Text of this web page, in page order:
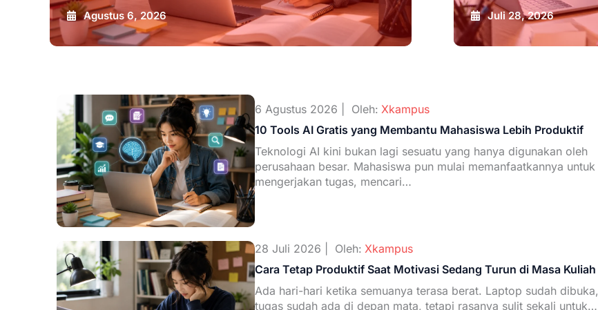
Agustus 6, 2026 Juli 28, 2026
6 Agustus 2026 | Oleh: Xkampus
10 Tools AI Gratis yang Membantu Mahasiswa Lebih Produktif
Teknologi AI kini bukan lagi sesuatu yang hanya digunakan oleh
perusahaan besar. Mahasiswa pun mulai memanfaatkannya untuk
mengerjakan tugas, mencari…
28 Juli 2026 | Oleh: Xkampus
Cara Tetap Produktif Saat Motivasi Sedang Turun di Masa Kuliah
Ada hari-hari ketika semuanya terasa berat. Laptop sudah dibuka,
tugas sudah ada di depan mata, tetapi rasanya sulit sekali untuk…